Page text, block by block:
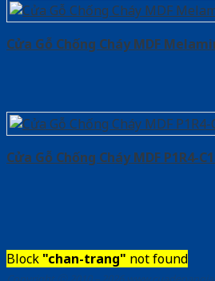
Cửa Gỗ Chống Cháy MDF
Cửa Gỗ Chống Cháy MDF P1R4-
Block "chan-trang" not found